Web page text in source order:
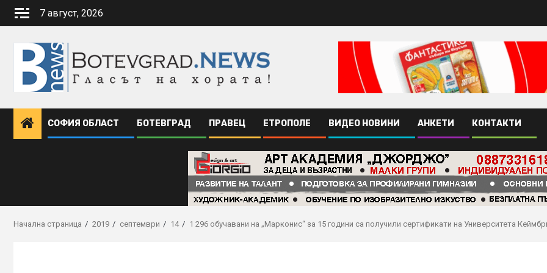
Skip
7 август, 2026
СОФИЯ ОБЛАСТ БОТЕВГРАД ПРАВЕЦ ЕТРОПОЛЕ ВИДЕО НОВИНИ АНКЕТИ КОНТАКТИ
Начална страница 2019 септември 14 1 296 обучавани на „Марконис“ за 15 години са получили сертификати на Университета